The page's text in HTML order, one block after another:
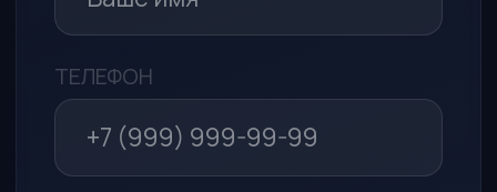
Макс
Обратный звонок
Я даю согласие на обработку
моих персональных данных в